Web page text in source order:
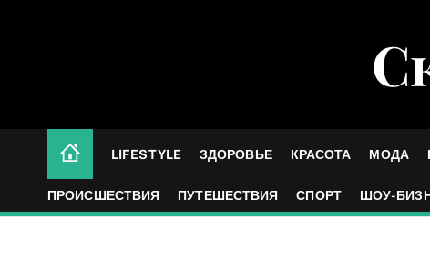
t
LIFESTYLE ЗДОРОВЬЕ КРАСОТА МОДА
ПРОИСШЕСТВИЯ ПУТЕШЕСТВИЯ СПОРТ ШОУ-